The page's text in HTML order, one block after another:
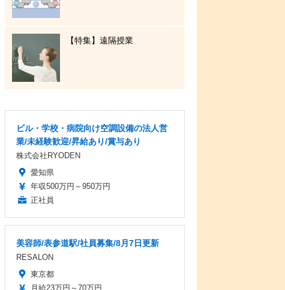
【特集】遠隔授業
ビル・学校・病院向け空調設備の法人営
業/未経験歓迎/昇給あり/賞与あり
株式会社RYODEN
愛知県
年収500万円～950万円
正社員
美容師/表参道駅/社員募集/8月7日更新
RESALON
東京都
月給23万円～70万円